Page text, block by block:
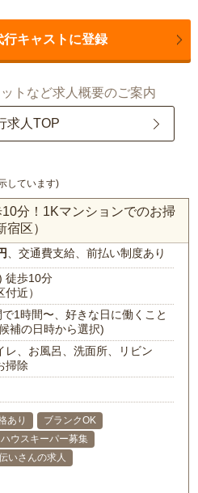
行キャストに登録
トなど求人概要のご案内
求人TOP
しています)
分！1Kマンションでのお掃
区）
、交通費支給、前払い制度あり
徒歩10分
付近）
1時間〜、好きな日に働くこと
補の日時から選択)
レ、お風呂、洗面所、リビン
掃除
あり
ブランクOK
ハウスキーパー募集
いさんの求人